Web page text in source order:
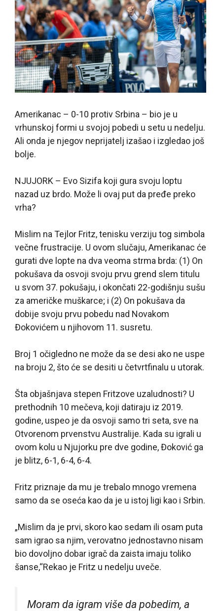
Amerikanac – 0-10 protiv Srbina – bio je u
vrhunskoj formi u svojoj pobedi u setu u nedelju.
Ali onda je njegov neprijatelj izašao i izgledao još
bolje.
NJUJORK – Evo Sizifa koji gura svoju loptu
nazad uz brdo. Može li ovaj put da pređe preko
vrha?
Mislim na Tejlor Fritz, tenisku verziju tog simbola
večne frustracije. U ovom slučaju, Amerikanac će
gurati dve lopte na dva veoma strma brda: (1) On
pokušava da osvoji svoju prvu grend slem titulu
u svom 37. pokušaju, i okončati 22-godišnju sušu
za američke muškarce; i (2) On pokušava da
dobije svoju prvu pobedu nad Novakom
Đokovićem u njihovom 11. susretu.
Broj 1 očigledno ne može da se desi ako ne uspe
na broju 2, što će se desiti u četvrtfinalu u utorak.
Šta objašnjava stepen Fritzove uzaludnosti? U
prethodnih 10 mečeva, koji datiraju iz 2019.
godine, uspeo je da osvoji samo tri seta, sve na
Otvorenom prvenstvu Australije. Kada su igrali u
ovom kolu u Njujorku pre dve godine, Đoković ga
je blitz, 6-1, 6-4, 6-4.
Fritz priznaje da mu je trebalo mnogo vremena
samo da se oseća kao da je u istoj ligi kao i Srbin.
„Mislim da je prvi, skoro kao sedam ili osam puta
sam igrao sa njim, verovatno jednostavno nisam
bio dovoljno dobar igrač da zaista imaju toliko
šanse,“Rekao je Fritz u nedelju uveče.
Moram da igram više da pobedim, a